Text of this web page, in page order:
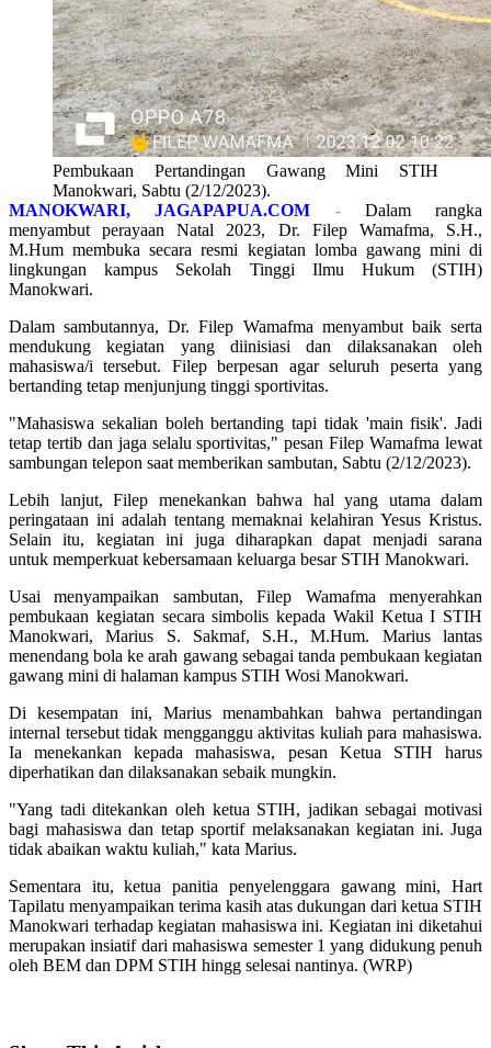
Pembukaan Pertandingan Gawang Mini STIH
Manokwari, Sabtu (2/12/2023).
MANOKWARI, JAGAPAPUA.COM - Dalam rangka
menyambut perayaan Natal 2023, Dr. Filep Wamafma, S.H.,
M.Hum membuka secara resmi kegiatan lomba gawang mini di
lingkungan kampus Sekolah Tinggi Ilmu Hukum (STIH)
Manokwari.
Dalam sambutannya, Dr. Filep Wamafma menyambut baik serta
mendukung kegiatan yang diinisiasi dan dilaksanakan oleh
mahasiswa/i tersebut. Filep berpesan agar seluruh peserta yang
bertanding tetap menjunjung tinggi sportivitas.
"Mahasiswa sekalian boleh bertanding tapi tidak 'main fisik'. Jadi
tetap tertib dan jaga selalu sportivitas," pesan Filep Wamafma lewat
sambungan telepon saat memberikan sambutan, Sabtu (2/12/2023).
Lebih lanjut, Filep menekankan bahwa hal yang utama dalam
peringataan ini adalah tentang memaknai kelahiran Yesus Kristus.
Selain itu, kegiatan ini juga diharapkan dapat menjadi sarana
untuk memperkuat kebersamaan keluarga besar STIH Manokwari.
Usai menyampaikan sambutan, Filep Wamafma menyerahkan
pembukaan kegiatan secara simbolis kepada Wakil Ketua I STIH
Manokwari, Marius S. Sakmaf, S.H., M.Hum. Marius lantas
menendang bola ke arah gawang sebagai tanda pembukaan kegiatan
gawang mini di halaman kampus STIH Wosi Manokwari.
Di kesempatan ini, Marius menambahkan bahwa pertandingan
internal tersebut tidak mengganggu aktivitas kuliah para mahasiswa.
Ia menekankan kepada mahasiswa, pesan Ketua STIH harus
diperhatikan dan dilaksanakan sebaik mungkin.
"Yang tadi ditekankan oleh ketua STIH, jadikan sebagai motivasi
bagi mahasiswa dan tetap sportif melaksanakan kegiatan ini. Juga
tidak abaikan waktu kuliah," kata Marius.
Sementara itu, ketua panitia penyelenggara gawang mini, Hart
Tapilatu menyampaikan terima kasih atas dukungan dari ketua STIH
Manokwari terhadap kegiatan mahasiswa ini. Kegiatan ini diketahui
merupakan insiatif dari mahasiswa semester 1 yang didukung penuh
oleh BEM dan DPM STIH hingg selesai nantinya. (WRP)